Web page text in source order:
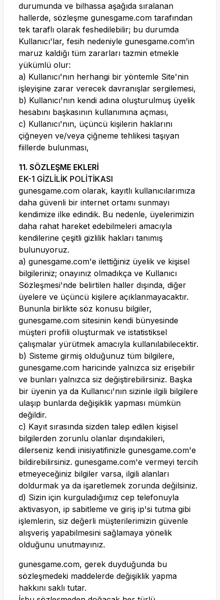
durumunda ve bilhassa aşağıda sıralanan
hallerde, sözleşme gunesgame.com tarafından
tek taraflı olarak feshedilebilir; bu durumda
Kullanıcı'lar, fesih nedeniyle gunesgame.com'in
maruz kaldığı tüm zararları tazmin etmekle
yükümlü olur:
a) Kullanıcı'nın herhangi bir yöntemle Site'nin
işleyişine zarar verecek davranışlar sergilemesi,
b) Kullanıcı'nın kendi adına oluşturulmuş üyelik
hesabını başkasının kullanımına açması,
c) Kullanıcı'nın, üçüncü kişilerin haklarını
çiğneyen ve/veya çiğneme tehlikesi taşıyan
fiillerde bulunması,
11. SÖZLEŞME EKLERİ
EK-1 GİZLİLİK POLİTİKASI
gunesgame.com olarak, kayıtlı kullanıcılarımıza
daha güvenli bir internet ortamı sunmayı
kendimize ilke edindik. Bu nedenle, üyelerimizin
daha rahat hareket edebilmeleri amacıyla
kendilerine çeşitli gizlilik hakları tanımış
bulunuyoruz.
a) gunesgame.com'e ilettiğiniz üyelik ve kişisel
bilgileriniz; onayınız olmadıkça ve Kullanıcı
Sözleşmesi'nde belirtilen haller dışında, diğer
üyelere ve üçüncü kişilere açıklanmayacaktır.
Bununla birlikte söz konusu bilgiler,
gunesgame.com sitesinin kendi bünyesinde
müşteri profili oluşturmak ve istatistiksel
çalışmalar yürütmek amacıyla kullanılabilecektir.
b) Sisteme girmiş olduğunuz tüm bilgilere,
gunesgame.com haricinde yalnızca siz erişebilir
ve bunları yalnızca siz değiştirebilirsiniz. Başka
bir üyenin ya da Kullanıcı'nın sizinle ilgili bilgilere
ulaşıp bunlarda değişiklik yapması mümkün
değildir.
c) Kayıt sırasında sizden talep edilen kişisel
bilgilerden zorunlu olanlar dışındakileri,
dilerseniz kendi inisiyatifinizle gunesgame.com'e
bildirebilirsiniz. gunesgame.com'e vermeyi tercih
etmeyeceğiniz bilgiler varsa, ilgili alanları
doldurmak ya da işaretlemek zorunda değilsiniz.
d) Sizin için kurguladığımız cep telefonuyla
aktivasyon, ip sabitleme ve giriş ip'si tutma gibi
işlemlerin, siz değerli müşterilerimizin güvenle
alışveriş yapabilmesini sağlamaya yönelik
olduğunu unutmayınız.
gunesgame.com, gerek duyduğunda bu
sözleşmedeki maddelerde değişiklik yapma
hakkını saklı tutar.